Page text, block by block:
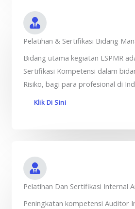
Pelatihan & Sertifikasi Bidang
Bidang utama kegiatan LSPMR
Sertifikasi Kompetensi dalam
Risiko, bagi para profesional di
Klik Di Sini
Pelatihan Dan Sertifikasi Internal
Peningkatan kompetensi Auditor